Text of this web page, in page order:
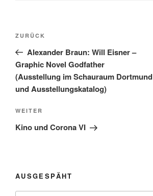
Beitragsnavigation
Vorheriger
Beitrag
ZURÜCK
Alexander Braun: Will Eisner –
Graphic Novel Godfather
(Ausstellung im Schauraum Dortmund
und Ausstellungskatalog)
Nächster
Beitrag
WEITER
Kino und Corona VI
AUSGESPÄHT